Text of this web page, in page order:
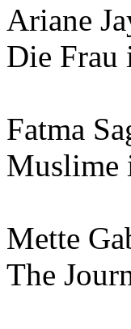
Ariane
Die
Fatma
Muslime
Mette
The